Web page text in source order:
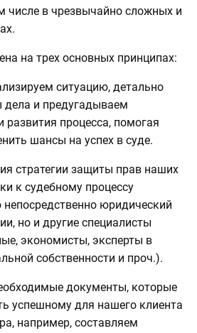
числе в чрезвычайно сложных и
на трех основных принципах:
ситуацию, детально
дела и предугадываем
процесса, помогая
шансы на успех в суде.
стратегии защиты прав наших
к судебному процессу
непосредственно юридический
но и другие специалисты
экономисты, эксперты в
собственности и проч.).
документы, которые
успешному для нашего клиента
например, составляем